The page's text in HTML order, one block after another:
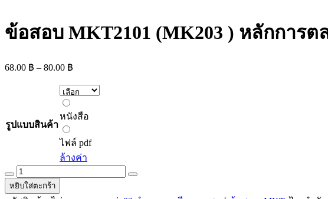
ข้อสอบ MKT2101 (MK203 ) หลักการต
68.00 ฿ – 80.00 ฿
68.00 ฿
80.00 ฿
รูปแบบสินค้า
หนังสือ
หนังสือ
ไฟล์
pdf
ไฟล์ pdf
ล้างค่า
ข้อสอบ
MKT2101
(MK203
หยิบใส่ตะกร้า